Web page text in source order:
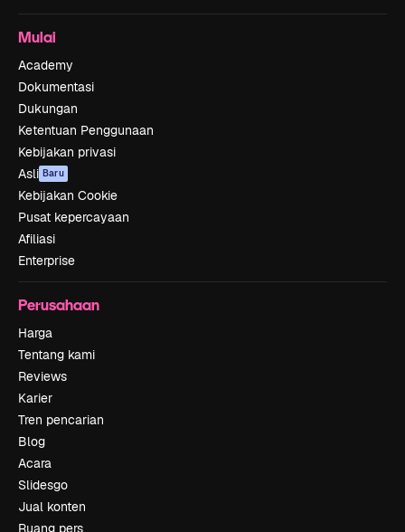
Mulai
Academy
Dokumentasi
Dukungan
Ketentuan Penggunaan
Kebijakan privasi
Asli Baru
Kebijakan Cookie
Pusat kepercayaan
Afiliasi
Enterprise
Perusahaan
Harga
Tentang kami
Reviews
Karier
Tren pencarian
Blog
Acara
Slidesgo
Jual konten
Ruang pers